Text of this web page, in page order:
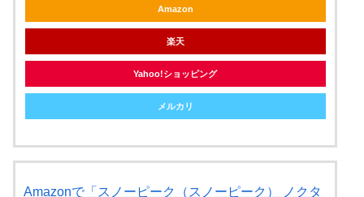
Amazon
楽天
Yahoo!ショッピング
メルカリ
Amazonで「スノーピーク（スノーピーク） ノクタ